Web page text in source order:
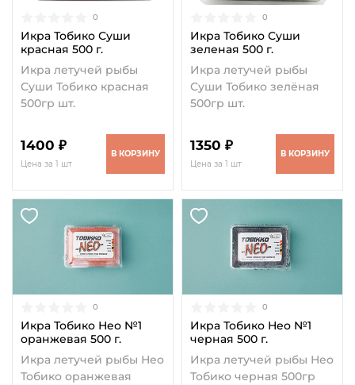
0
Икра Тобико Суши
красная 500 г.
Икра летучей рыбы
Суши Тобико красная
500гр шт.
1400 ₽
Цена за 1 шт
В КОРЗИНУ
0
Икра Тобико Суши
зеленая 500 г.
Икра летучей рыбы
Суши Тобико зелёная
500гр шт.
1350 ₽
Цена за 1 шт
В КОРЗИНУ
0
Икра Тобико Нео №1
оранжевая 500 г.
Икра летучей рыбы Нео
Тобико оранжевая
0
Икра Тобико Нео №1
черная 500 г.
Икра летучей рыбы Нео
Тобико черная 500гр